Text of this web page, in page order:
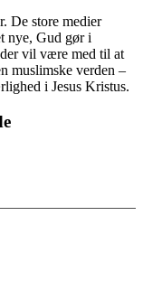
De store medier
nye, Gud gør i
vil være med til at
muslimske verden –
i Jesus Kristus.